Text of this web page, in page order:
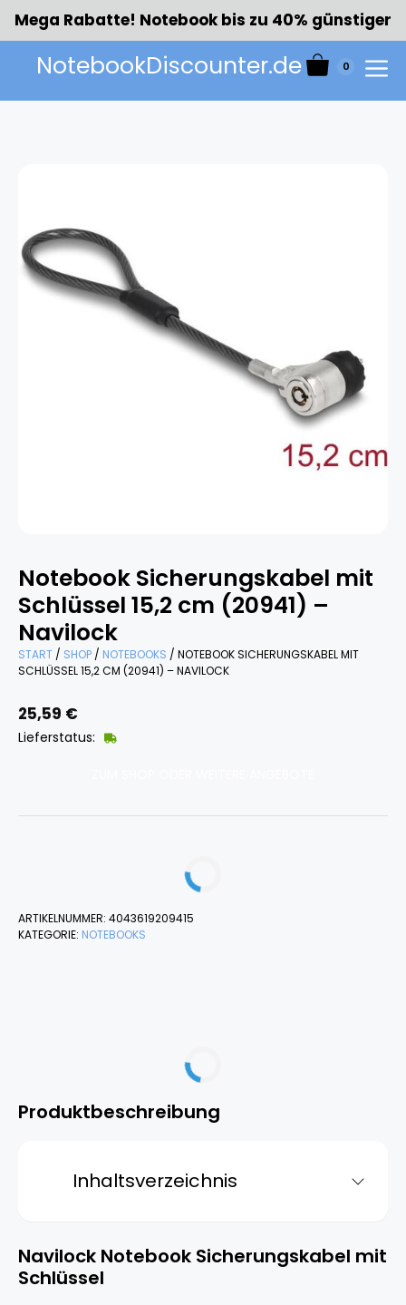
Zum
Inhalt
springen
Mega Rabatte! Notebook bis zu 40% günstiger
NotebookDiscounter.de 0
Menü
Notebook Sicherungskabel mit
Schlüssel 15,2 cm (20941) –
Navilock
START / SHOP / NOTEBOOKS / NOTEBOOK SICHERUNGSKABEL MIT
SCHLÜSSEL 15,2 CM (20941) – NAVILOCK
25,59 €
Lieferstatus:
ARTIKELNUMMER: 4043619209415
KATEGORIE: NOTEBOOKS
Produktbeschreibung
Inhaltsverzeichnis
Navilock Notebook Sicherungskabel mit
Schlüssel